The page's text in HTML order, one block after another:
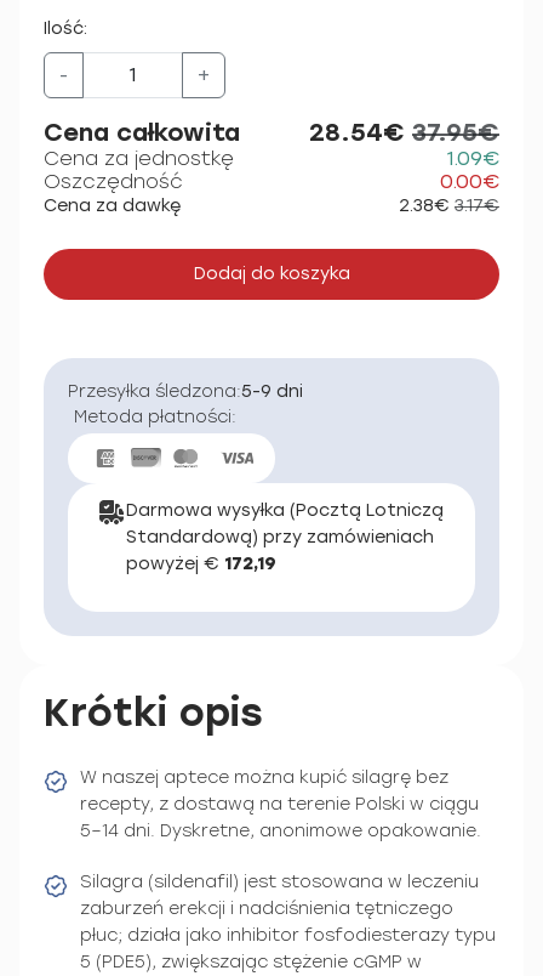
Ilość:
- +
Cena całkowita 28.54€ 37.95€
Cena za jednostkę
1.09€
Oszczędność
0.00€
Cena za dawkę 2.38€ 3.17€
Dodaj do koszyka
Przesyłka śledzona:5-9 dni
Metoda płatności:
Darmowa wysyłka (Pocztą Lotniczą
Standardową) przy zamówieniach
powyżej € 172,19
Krótki opis
W naszej aptece można kupić silagrę bez
recepty, z dostawą na terenie Polski w ciągu
5–14 dni. Dyskretne, anonimowe opakowanie.
Silagra (sildenafil) jest stosowana w leczeniu
zaburzeń erekcji i nadciśnienia tętniczego
płuc; działa jako inhibitor fosfodiesterazy typu
5 (PDE5), zwiększając stężenie cGMP w